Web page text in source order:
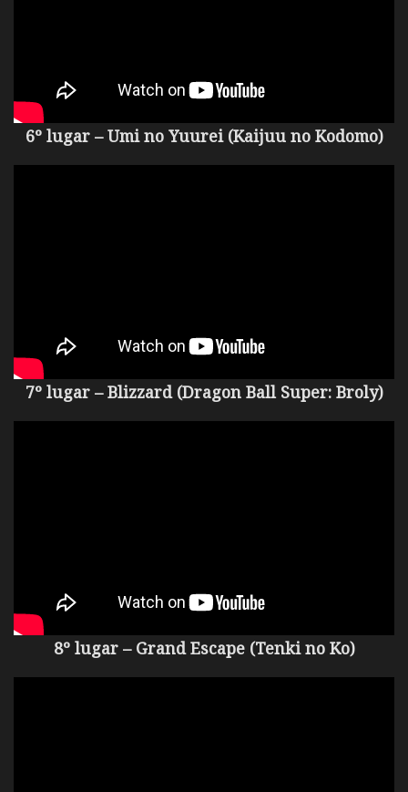
6º lugar – Umi no Yuurei (Kaijuu no Kodomo)
7º lugar – Blizzard (Dragon Ball Super: Broly)
8º lugar – Grand Escape (Tenki no Ko)